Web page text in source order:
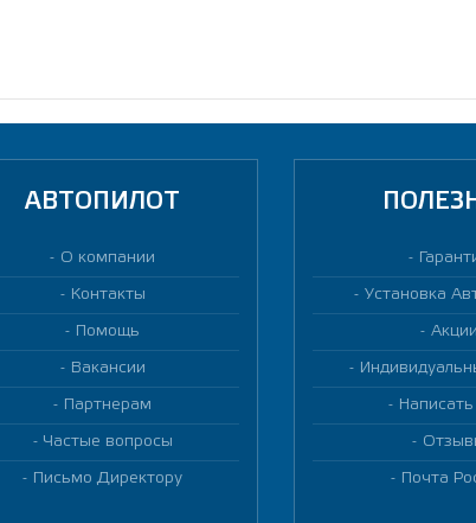
АВТОПИЛОТ
О компании
Контакты
Помощь
Вакансии
Партнерам
Частые вопросы
Письмо Директору
Установка
Акции
Почта